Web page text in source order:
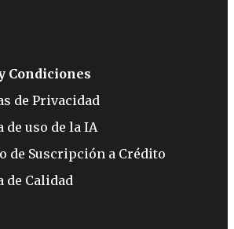
Condiciones
de Privacidad
de uso de la IA
de Suscripción a Crédito
de Calidad